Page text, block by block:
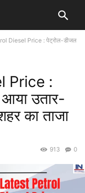
Diesel Price : पेट्रोल-डीजल
Price :
उतार-
का ताजा
0
913